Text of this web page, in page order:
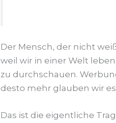
Der Mensch, der nicht
weil wir in einer Welt
zu durchschauen.
desto mehr glauben wir
Das ist die eigentliche